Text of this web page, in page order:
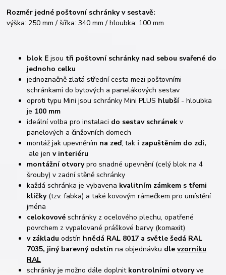
Rozměr jedné poštovní schránky v sestavě:
výška: 250 mm / šířka: 340 mm / hloubka: 100 mm
blok Ejsou tři poštovní schránky nad sebou svařené do
jednoho celku
jednoznačně zlatá střední cesta mezi poštovními
schránkami do bytových a panelákových sestav
oproti typu Mini jsou schránky Mini PLUS hlubší - hloubka
je 100 mm
ideální volba pro instalaci do sestav schránekv
panelových a činžovních domech
montáž jak upevněním na zeď, tak i zapuštěním do zdi,
ale jenv interiéru
montážní otvorypro snadné upevnění (celý blok na 4
šrouby) v zadní stěně schránky
každá schránka je vybavena kvalitním zámkem s třemi
klíčky(tzv. fabka) a také kovovým rámečkem pro umístění
jména
celokovové schránky z ocelového plechu, opatřené
povrchem z vypalované práškové barvy (komaxit)
v základu odstín hnědá RAL 8017 a světle šedá RAL
7035, jiný barevný odstín na objednávku dlevzorníku
RAL
schránky je možno dále doplnit kontrolními otvoryve